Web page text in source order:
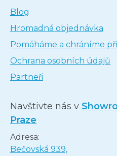
Blog
Hromadná objednávka
Pomáháme a chráníme
Ochrana osobních údajů
Partneři
Navštivte nás v
Praze
Adresa:
Bečovská 939,